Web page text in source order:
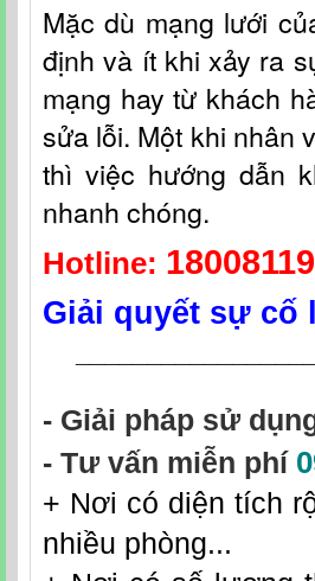
Mặc dù mạng lưới c
định và ít khi xảy ra
mạng hay từ khách
sửa lỗi. Một khi nhân
thì việc hướng dẫn
nhanh chóng.
Hotline: 18008119
Giải quyết sự cố
- Giải pháp sử
- Tư vấn miễn phí
+ Nơi có diện tích
nhiều phòng...